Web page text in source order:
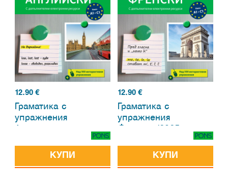
12.90 €
Граматика с
упражнения
КУПИ
12.90€
Граматика с
упражнения
КУПИ